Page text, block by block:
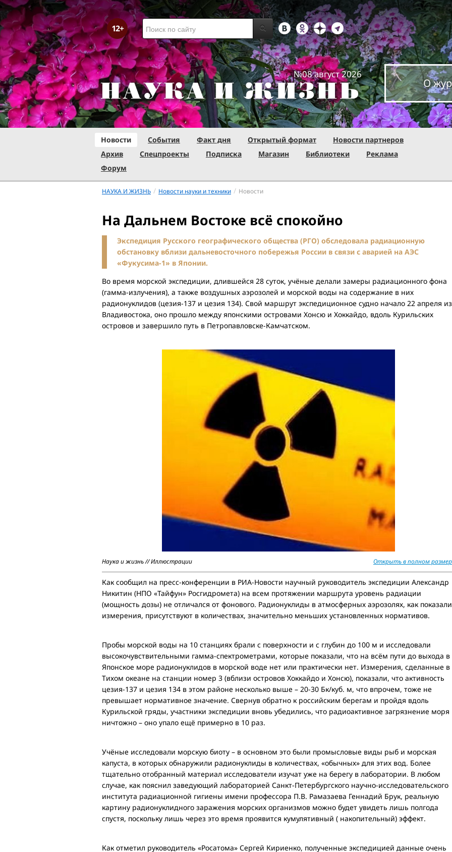
№08 август 2026
О
Новости События Факт дня Открытый формат
Новости партнеров
Архив
Спецпроекты Подписка Магазин Библиотеки
Реклама
Форум
НАУКА И ЖИЗНЬ / Новости науки и техники / Новости
На Дальнем Востоке всё спокойно
Экспедиция Русского географического общества (РГО) обследовала радиационную
обстановку вблизи дальневосточного побережья России в связи с аварией на АЭС
«Фукусима-1» в Японии.
Во время морской экспедиции, длившейся 28 суток, учёные делали замеры радиационного фона
(гамма-излучения), а также воздушных аэрозолей и морской воды на содержание в них
радионуклидов (цезия-137 и цезия 134). Свой маршрут экспедиционное судно начало 22 апреля из
Владивостока, оно прошло между японскими островами Хонсю и Хоккайдо, вдоль Курильских
островов и завершило путь в Петропавловске-Камчатском.
Наука и жизнь // Иллюстрации Открыть в полном
Как сообщил на пресс-конференции в РИА-Новости научный руководитель экспедиции Александр
Никитин (НПО «Тайфун» Росгидромета) на всем протяжении маршрута уровень радиации
(мощность дозы) не отличался от фонового. Радионуклиды в атмосферных аэрозолях, как показали
измерения, присутствуют в количествах, значительно меньших установленных нормативов.
Пробы морской воды на 10 станциях брали с поверхности и с глубин до 100 м и исследовали
высокочувствительными гамма-спектрометрами, которые показали, что на всём пути до выхода в
Японское море радионуклидов в морской воде нет или практически нет. Измерения, сделанные в
Тихом океане на станции номер 3 (вблизи островов Хоккайдо и Хонсю), показали, что активность
цезия-137 и цезия 134 в этом районе несколько выше – 20-30 Бк/куб. м, что впрочем, тоже не
превышает нормативное значение. Свернув обратно к российским берегам и пройдя вдоль
Курильской гряды, участники экспедиции вновь убедились, что радиоактивное загрязнение моря
ничтожно – оно упало ещё примерно в 10 раз.
Учёные исследовали морскую биоту – в основном это были промысловые виды рыб и морская
капуста, в которых обнаружили радионуклиды в количествах, «обычных» для этих вод. Более
тщательно отобранный материал исследователи изучат уже на берегу в лаборатории. В любом
случае, как пояснил заведующий лабораторией Санкт-Петербургского научно-исследовательского
института радиационной гигиены имени профессора П.В. Рамазаева Геннадий Брук, реальную
картину радионуклидного заражения морских организмов можно будет увидеть лишь полгода
спустя, поскольку лишь через это время проявится кумулятивный ( накопительный) эффект.
Как отметил руководитель «Росатома» Сергей Кириенко, полученные экспедицией данные очень